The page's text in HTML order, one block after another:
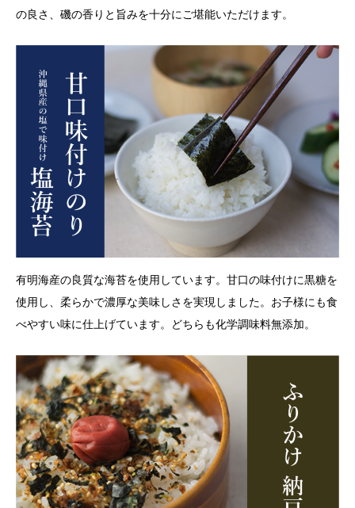
の良さ、磯の香りと旨みを十分にご堪能いただけます。
有明海産の良質な海苔を使用しています。甘口の味付けに黒糖を
使用し、柔らかで濃厚な美味しさを実現しました。お子様にも食
べやすい味に仕上げています。どちらも化学調味料無添加。